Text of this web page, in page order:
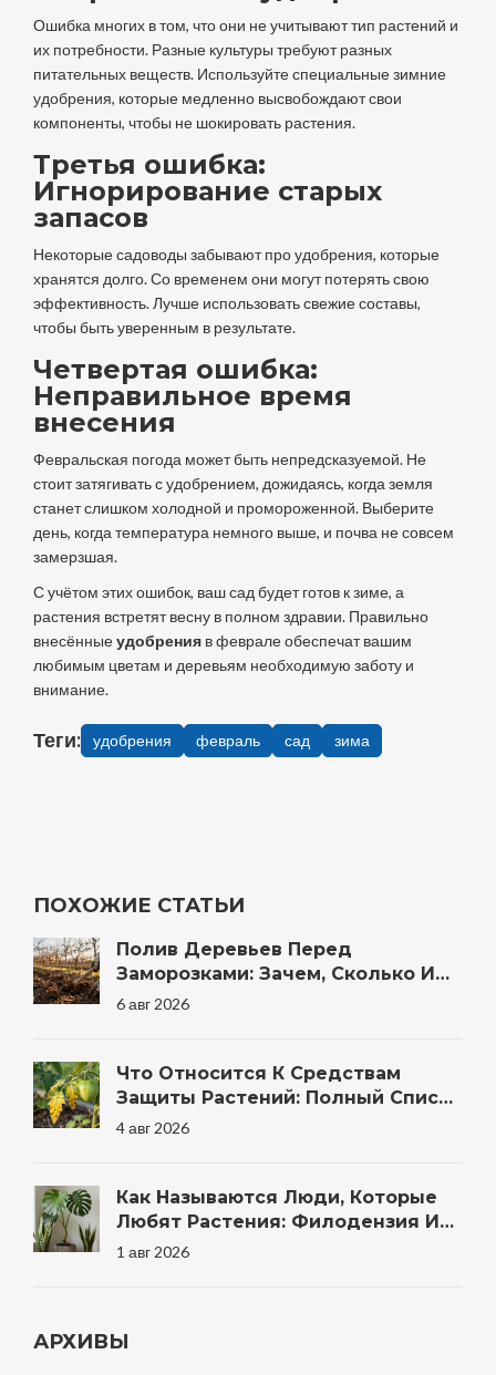
Ошибка многих в том, что они не учитывают тип растений и
их потребности. Разные культуры требуют разных
питательных веществ. Используйте специальные зимние
удобрения, которые медленно высвобождают свои
компоненты, чтобы не шокировать растения.
Третья ошибка:
Игнорирование старых
запасов
Некоторые садоводы забывают про удобрения, которые
хранятся долго. Со временем они могут потерять свою
эффективность. Лучше использовать свежие составы,
чтобы быть уверенным в результате.
Четвертая ошибка:
Неправильное время
внесения
Февральская погода может быть непредсказуемой. Не
стоит затягивать с удобрением, дожидаясь, когда земля
станет слишком холодной и промороженной. Выберите
день, когда температура немного выше, и почва не совсем
замерзшая.
С учётом этих ошибок, ваш сад будет готов к зиме, а
растения встретят весну в полном здравии. Правильно
внесённыеудобренияв феврале обеспечат вашим
любимым цветам и деревьям необходимую заботу и
внимание.
Теги: удобрения февраль сад зима
ПОХОЖИЕ СТАТЬИ
Полив Деревьев Перед
Заморозками: Зачем, Сколько И
Когда Правильно
6 авг 2026
Что Относится К Средствам
Защиты Растений: Полный Список
Препаратов И Методов Для Сада
4 авг 2026
Как Называются Люди, Которые
Любят Растения: Филодензия И
Другие Термины
1 авг 2026
АРХИВЫ